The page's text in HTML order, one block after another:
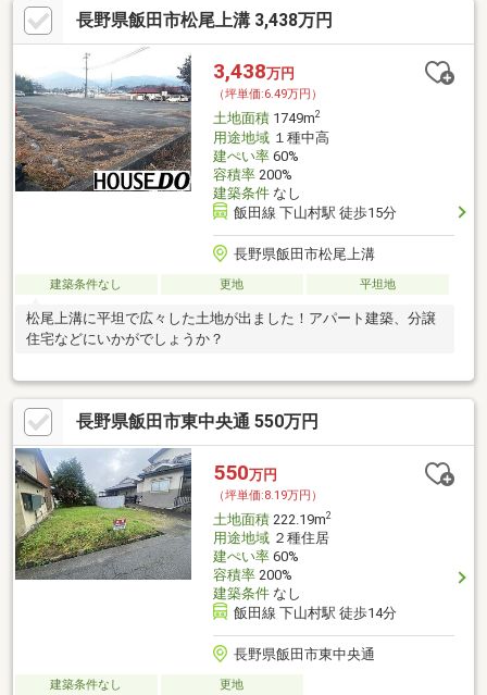
長野県飯田市松尾上溝 3,438万円
3,438万円
（坪単価:6.49万円）
土地面積1749m2
用途地域１種中高
建ぺい率60%
容積率200%
建築条件なし
飯田線 下山村駅 徒歩15分
長野県飯田市松尾上溝
建築条件なし 更地 平坦地
松尾上溝に平坦で広々した土地が出ました！アパート建築、分譲
住宅などにいかがでしょうか？
長野県飯田市東中央通 550万円
550万円
（坪単価:8.19万円）
土地面積222.19m2
用途地域２種住居
建ぺい率60%
容積率200%
建築条件なし
飯田線 下山村駅 徒歩14分
長野県飯田市東中央通
建築条件なし 更地